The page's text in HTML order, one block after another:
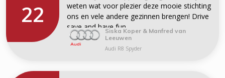
22
weten wat voor plezier deze mooie stichting
ons en vele andere gezinnen brengen! Drive
save and have fun
Helaas wordt 22.11 niet geaccepteerd dus
nu maar 22 ;-)
Siska Koper & Manfred van
Leeuwen
Audi R8 Spyder